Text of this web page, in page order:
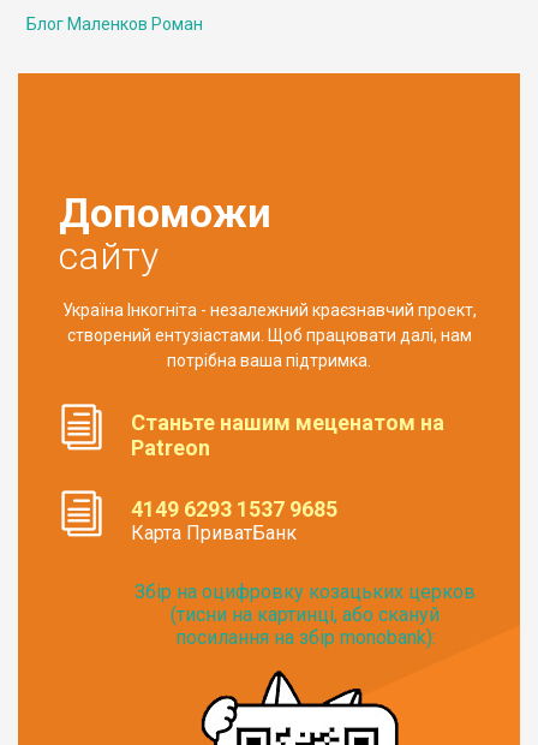
Блог Маленков Роман
Допоможи
сайту
Україна Інкогніта - незалежний краєзнавчий проект,
створений ентузіастами. Щоб працювати далі, нам
потрібна ваша підтримка.
Станьте нашим меценатом на
Patreon
4149 6293 1537 9685
Карта ПриватБанк
Збір на оцифровку козацьких церков
(тисни на картинці, або скануй
посилання на збір monobank):